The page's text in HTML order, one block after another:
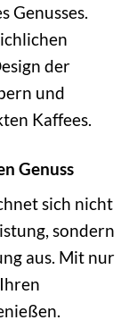
Genusses.
der
und
Kaffees.
Genuss
sich nicht
sondern
aus. Mit nur